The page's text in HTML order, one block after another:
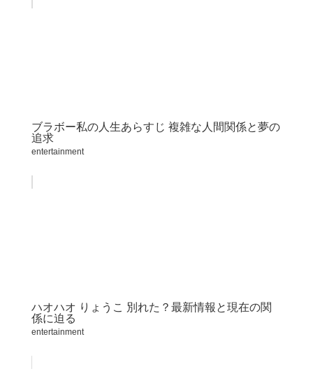
ブラボー私の人生あらすじ 複雑な人間関係と夢の
追求
entertainment
ハオハオ りょうこ 別れた？最新情報と現在の関
係に迫る
entertainment